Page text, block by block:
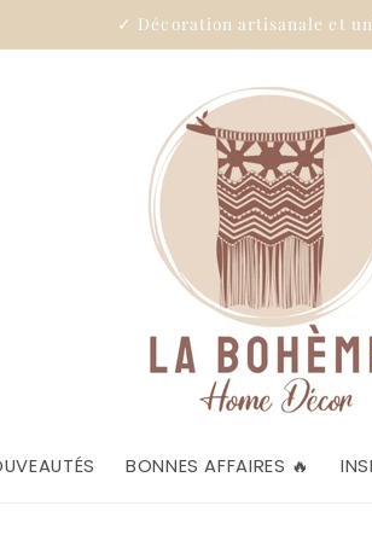
✓ Décoration artisanale et
BONNES AFFAIRES 🔥